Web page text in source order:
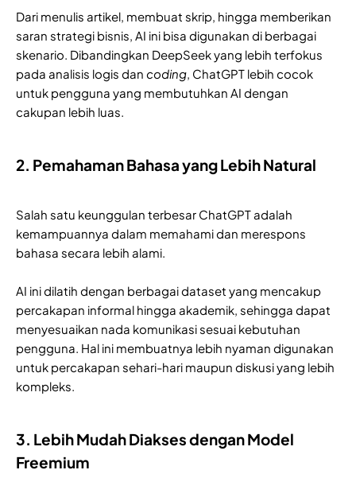
Dari menulis artikel, membuat skrip, hingga memberikan
saran strategi bisnis, AI ini bisa digunakan di berbagai
skenario. Dibandingkan DeepSeek yang lebih terfokus
pada analisis logis dan coding, ChatGPT lebih cocok
untuk pengguna yang membutuhkan AI dengan
cakupan lebih luas.
2. Pemahaman Bahasa yang Lebih Natural
Salah satu keunggulan terbesar ChatGPT adalah
kemampuannya dalam memahami dan merespons
bahasa secara lebih alami.
AI ini dilatih dengan berbagai dataset yang mencakup
percakapan informal hingga akademik, sehingga dapat
menyesuaikan nada komunikasi sesuai kebutuhan
pengguna. Hal ini membuatnya lebih nyaman digunakan
untuk percakapan sehari-hari maupun diskusi yang lebih
kompleks.
3. Lebih Mudah Diakses dengan Model
Freemium